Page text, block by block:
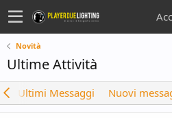
Novità
Ultime Attività
Ultimi Messaggi Nuovi